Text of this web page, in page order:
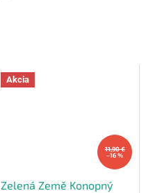
Akcia
11,90 €
–16 %
Zelená Země Konopný